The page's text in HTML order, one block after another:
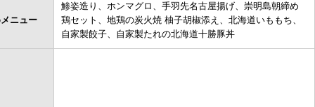
ニュー
鯵姿造り、ホンマグロ、手羽先名古屋揚げ、崇明島朝締め
鶏セット、地鶏の炭火焼 柚子胡椒添え、北海道いももち、
自家製餃子、自家製たれの北海道十勝豚丼